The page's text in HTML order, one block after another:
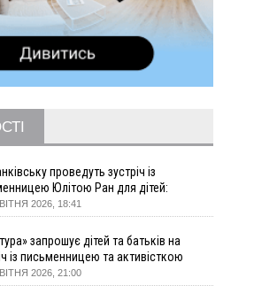
Які спеціальності обирають
Прикарпатті за місяць зросли на
середньої по Україні ще далеко
який стріляв біля АЗС, вийшов під
був повторно затриманий
прийшов у Пенсійний та заявив
гранату, бо йому не нарахували
затримали прикарпатця, який
наркотики для міжнародного
захід
видурив у жительки
майже 64 тисячі гривень
проведуть зустріч із
Юлітою Ран для дітей:
про серію книг про Мавку
2026, 18:41
запрошує дітей та батьків на
із письменницею та активісткою
Повх2026, 21:00